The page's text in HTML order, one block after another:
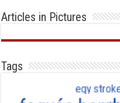
Articles in Pictures
Tags